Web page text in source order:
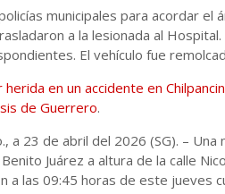
municipales para acordar
a la lesionada al
El vehículo fue
herida en un accidente en
de Guerrero.
a 23 de abril del 2026 (SG). –
Juárez a altura de la calle
a las 09:45 horas de este jueves